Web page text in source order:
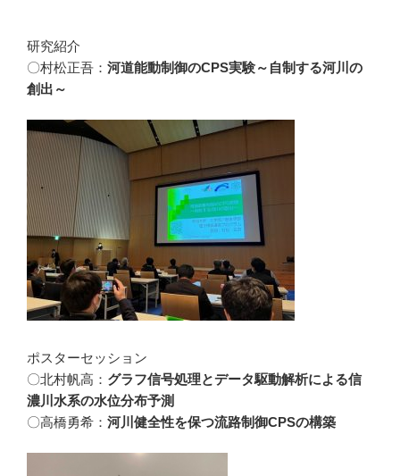
研究紹介
〇村松正吾： 河道能動制御のCPS実験～自制する河川の
創出～
ポスターセッション
〇北村帆高： グラフ信号処理とデータ駆動解析による信
濃川水系の水位分布予測
〇高橋勇希： 河川健全性を保つ流路制御CPSの構築